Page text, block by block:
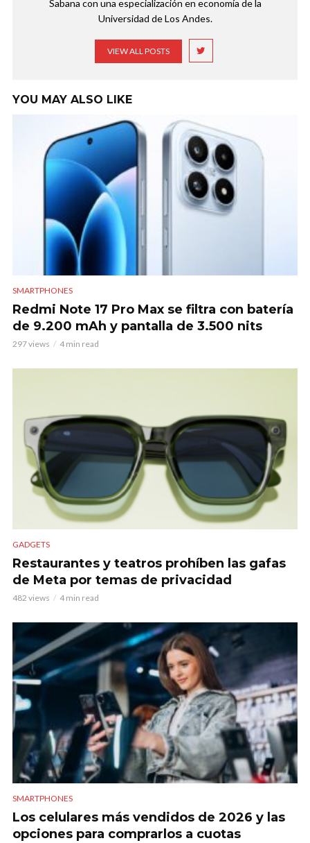
Sabana con una especialización en economía de la
Universidad de Los Andes.
VIEW ALL POSTS
YOU MAY ALSO LIKE
SMARTPHONES
Redmi Note 17 Pro Max se filtra con batería
de 9.200 mAh y pantalla de 3.500 nits
297 views 4 min read
GADGETS
Restaurantes y teatros prohíben las gafas
de Meta por temas de privacidad
482 views 4 min read
SMARTPHONES
Los celulares más vendidos de 2026 y las
opciones para comprarlos a cuotas